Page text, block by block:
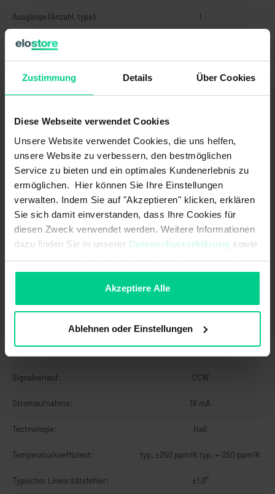
Zustimmung Details Über Cookies
Diese Webseite verwendet Cookies
Unsere Website verwendet Cookies, die uns helfen,
unsere Website zu verbessern, den bestmöglichen
Service zu bieten und ein optimales Kundenerlebnis zu
ermöglichen. Hier können Sie Ihre Einstellungen
verwalten. Indem Sie auf "Akzeptieren" klicken, erklären
Sie sich damit einverstanden, dass Ihre Cookies für
diesen Zweck verwendet werden. Weitere Informationen
dazu finden Sie in unserer Datenschutzerklärung sowie
imImpressum. Sollten Sie hiermit nicht einverstanden
sein, können Sie die Verwendung von Cookies hier
Akzeptiere Alle
Ablehnen oder Einstellungen
Ausgänge (Anzahl, type): 1
Betriebsspannung max.:
EMV Erdbaumaschinen und
DIN EN ISO 13766-1<br>pulse "load
EMV Land- und forstwirtschaftliche
Maschinen (Norm):
EN ISO 14982<br>pulse 5b: max.
voltage 35V (absolute), functional
status C for pulse 1 and 4
Kurzschlussfestigkeit zu GND:
Versorgung:
Lastwiderstand max.: 250 Ohm
101 a
Signalverlauf: CCW
Stromaufnahme: 18 mA
Technologie: Hall
Temperaturkoeffizient: typ. ±250 ppm/K typ. +-250 ppm/K
Typischer Linearitätsfehler: ±1,0°